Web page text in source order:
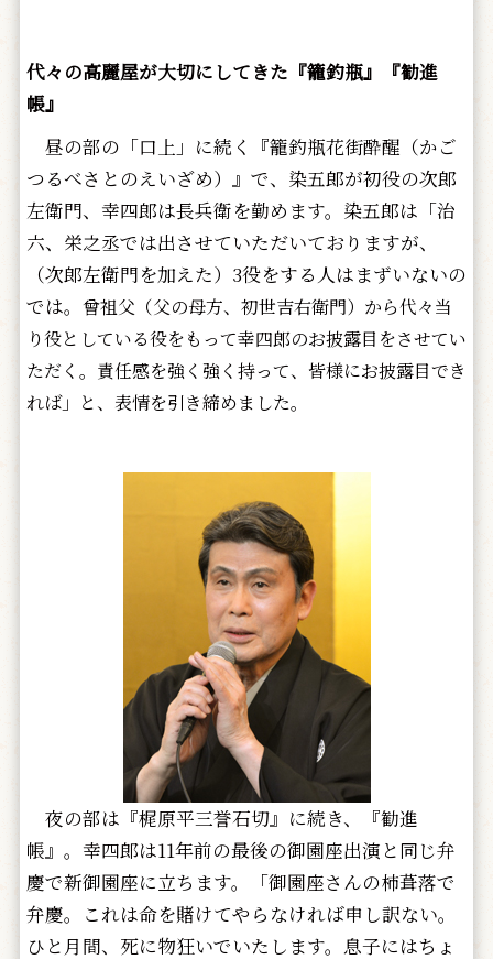
代々の高麗屋が大切にしてきた『籠釣瓶』『勧進
帳』
昼の部の「口上」に続く『籠釣瓶花街酔醒（かご
つるべさとのえいざめ）』で、染五郎が初役の次郎
左衛門、幸四郎は長兵衛を勤めます。染五郎は「治
六、栄之丞では出させていただいておりますが、
（次郎左衛門を加えた）3役をする人はまずいないの
では。 曾祖父（父の母方、 初世吉右衛門）から代々当
り役としている役をもって幸四郎のお披露目をさせてい
ただく。責任感を強く強く持って、皆様にお披露目でき
れば」と、表情を引き締めました。
夜の部は『梶原平三誉石切』に続き、『勧進
帳』。幸四郎は11年前の最後の御園座出演と同じ弁
慶で新御園座に立ちます。「御園座さんの柿葺落で
弁慶。これは命を賭けてやらなければ申し訳ない。
ひと月間、死に物狂いでいたします。息子にはちょ